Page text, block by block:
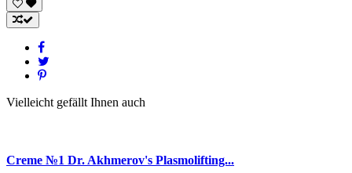
Vielleicht gefällt Ihnen auch
Creme №1 Dr. Akhmerov's Plasmolifting...